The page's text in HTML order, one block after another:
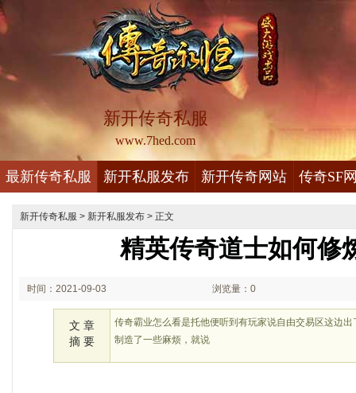
新开传奇私服
www.7hed.com
最新传奇私服 新开私服发布 新开传奇网站 传奇SF
新开传奇私服 > 新开私服发布 > 正文
精英传奇道士如何修
时间：2021-09-03 浏览量：0
文 章
摘 要
传奇霸业怎么看是托他便听到有玩家说自由交易区这边
制造了一些麻烦，就说